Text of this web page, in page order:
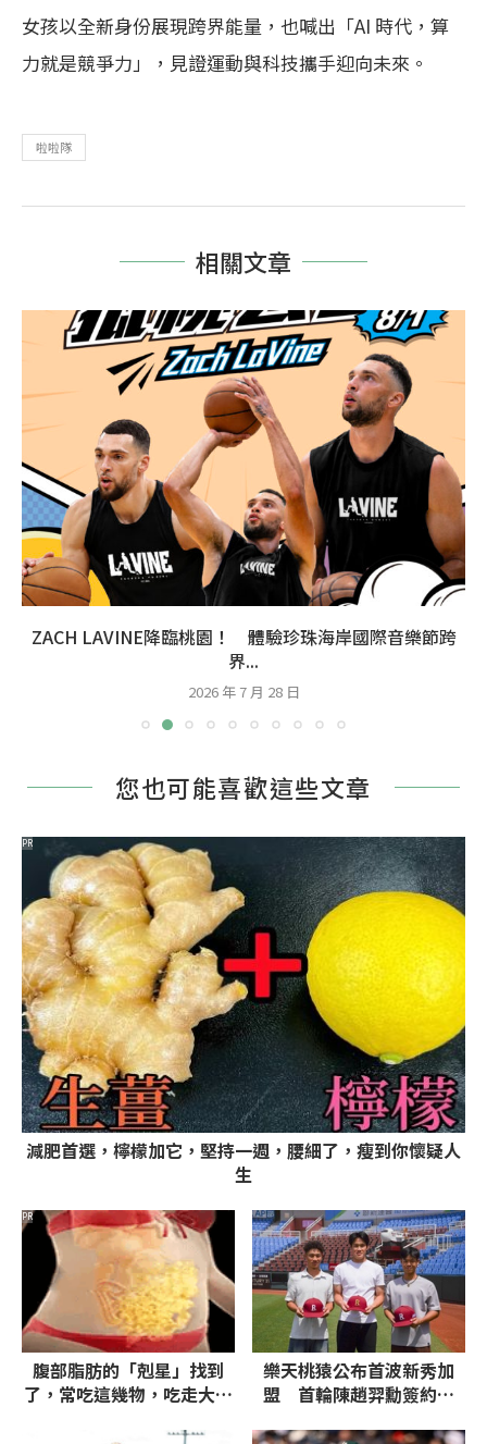
女孩以全新身份展現跨界能量，也喊出「AI 時代，算
力就是競爭力」，見證運動與科技攜手迎向未來。
啦啦隊
相關文章
ZACH LAVINE降臨桃園！ 體驗珍珠海岸國際音樂節跨
界...
2026 年 7 月 28 日
您也可能喜歡這些文章
減肥首選，檸檬加它，堅持一週，腰細了，瘦到你懷疑人
生
PR
腹部脂肪的「剋星」找到
了，常吃這幾物，吃走大肚
PR
樂天桃猿公布首波新秀加
盟 首輪陳趙羿勳簽約金